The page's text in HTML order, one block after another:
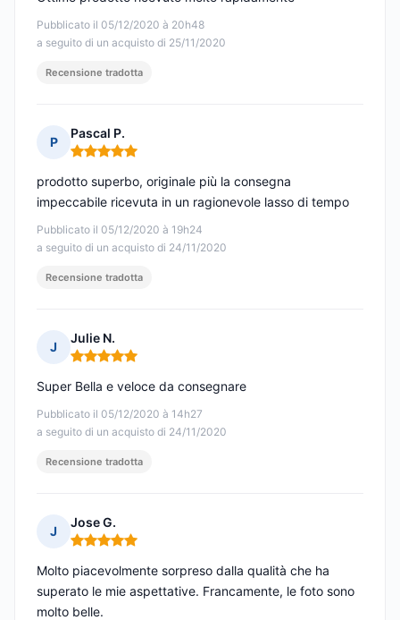
Pubblicato il 05/12/2020 à 20h48
a seguito di un acquisto di 25/11/2020
Recensione tradotta
P
Pascal P.
Nota: 5 su 5
Pubblicato il 05/12/2020 à 19h24
a seguito di un acquisto di 24/11/2020
prodotto superbo, originale più la consegna
impeccabile ricevuta in un ragionevole lasso di tempo
Recensione tradotta
J
Julie N.
Nota: 5 su 5
Pubblicato il 05/12/2020 à 14h27
a seguito di un acquisto di 24/11/2020
Super Bella e veloce da consegnare
Recensione tradotta
J
Jose G.
Nota: 5 su 5
Molto piacevolmente sorpreso dalla qualità che ha
superato le mie aspettative. Francamente, le foto sono
molto belle.